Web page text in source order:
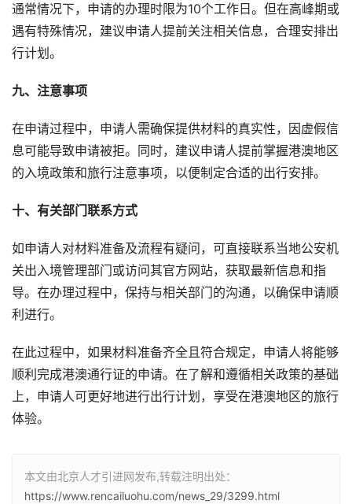
通常情况下，申请的办理时限为10个工作日。但在高峰期或
遇有特殊情况，建议申请人提前关注相关信息，合理安排出
行计划。
九、注意事项
在申请过程中，申请人需确保提供材料的真实性，因虚假信
息可能导致申请被拒。同时，建议申请人提前掌握港澳地区
的入境政策和旅行注意事项，以便制定合适的出行安排。
十、有关部门联系方式
如申请人对材料准备及流程有疑问，可直接联系当地公安机
关出入境管理部门或访问其官方网站，获取最新信息和指
导。在办理过程中，保持与相关部门的沟通，以确保申请顺
利进行。
在此过程中，如果材料准备齐全且符合规定，申请人将能够
顺利完成港澳通行证的申请。在了解和遵循相关政策的基础
上，申请人可更好地进行出行计划，享受在港澳地区的旅行
体验。
本文由北京人才引进网发布,转载注明出处：
https://www.rencailuohu.com/news_29/3299.html